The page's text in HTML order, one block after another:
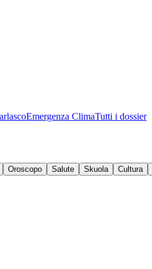
Emergenza ClimaTutti i dossier
Oroscopo Salute Skuola Cultura